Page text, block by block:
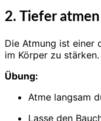
2. Tiefer atmen
Die Atmung ist einer
im Körper zu stärken.
Übung:
Atme langsam
Lasse den